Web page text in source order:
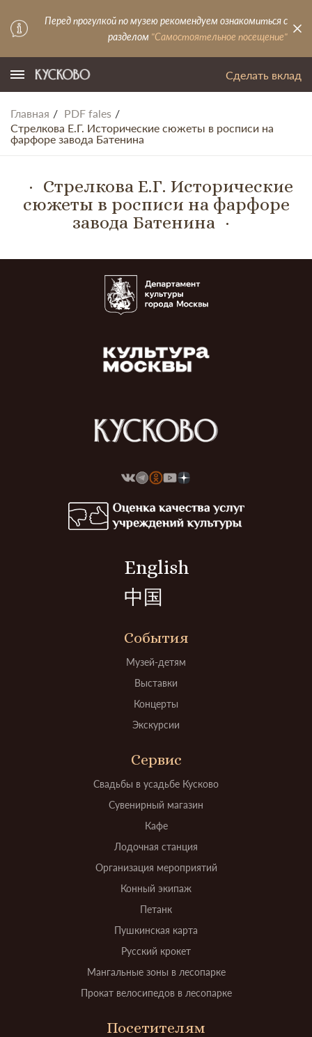
Перед прогулкой по музею рекомендуем ознакомиться с
разделом "Самостоятельное посещение"
Сделать вклад
Главная
PDF fales
Стрелкова Е.Г. Исторические сюжеты в росписи на
фарфоре завода Батенина
Стрелкова Е.Г. Исторические
сюжеты в росписи на фарфоре
завода Батенина
English
中国
События
Музей-детям
Выставки
Концерты
Экскурсии
Сервис
Свадьбы в усадьбе Кусково
Сувенирный магазин
Кафе
Лодочная станция
Организация мероприятий
Конный экипаж
Петанк
Пушкинская карта
Русский крокет
Мангальные зоны в лесопарке
Прокат велосипедов в лесопарке
Посетителям